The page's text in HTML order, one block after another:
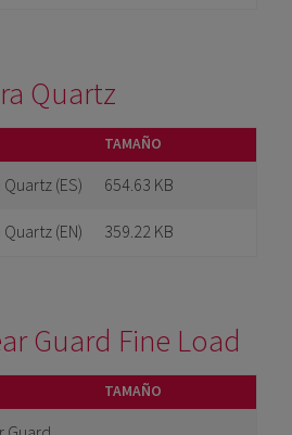
Quartz
TAMAÑO
Quartz (ES) 654.63 KB
Quartz (EN) 359.22 KB
Guard Fine Load
TAMAÑO